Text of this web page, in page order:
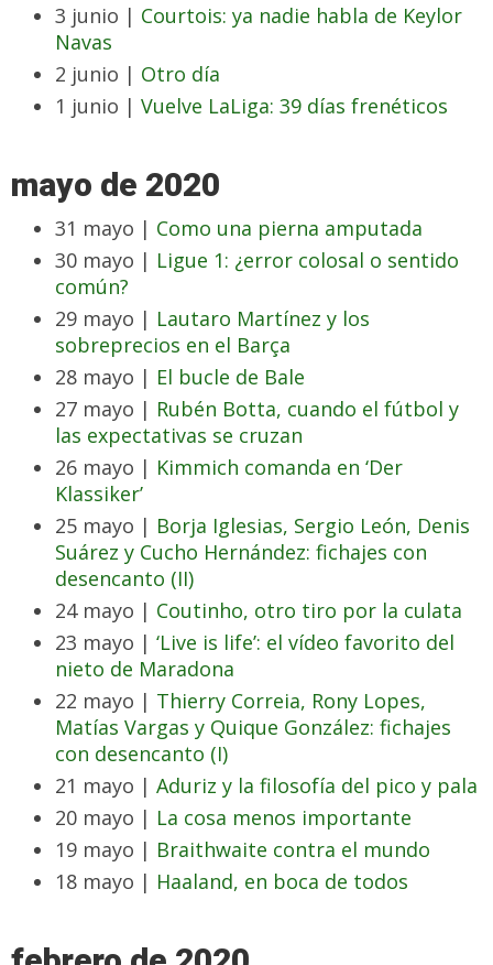
3 junio | Courtois: ya nadie habla de Keylor
Navas
2 junio | Otro día
1 junio | Vuelve LaLiga: 39 días frenéticos
mayo de 2020
31 mayo | Como una pierna amputada
30 mayo | Ligue 1: ¿error colosal o sentido
común?
29 mayo | Lautaro Martínez y los
sobreprecios en el Barça
28 mayo | El bucle de Bale
27 mayo | Rubén Botta, cuando el fútbol y
las expectativas se cruzan
26 mayo | Kimmich comanda en ‘Der
Klassiker’
25 mayo | Borja Iglesias, Sergio León, Denis
Suárez y Cucho Hernández: fichajes con
desencanto (II)
24 mayo | Coutinho, otro tiro por la culata
23 mayo | ‘Live is life’: el vídeo favorito del
nieto de Maradona
22 mayo | Thierry Correia, Rony Lopes,
Matías Vargas y Quique González: fichajes
con desencanto (I)
21 mayo | Aduriz y la filosofía del pico y pala
20 mayo | La cosa menos importante
19 mayo | Braithwaite contra el mundo
18 mayo | Haaland, en boca de todos